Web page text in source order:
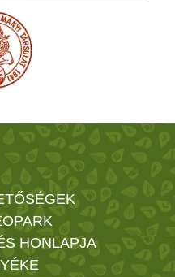
HONLAPJA